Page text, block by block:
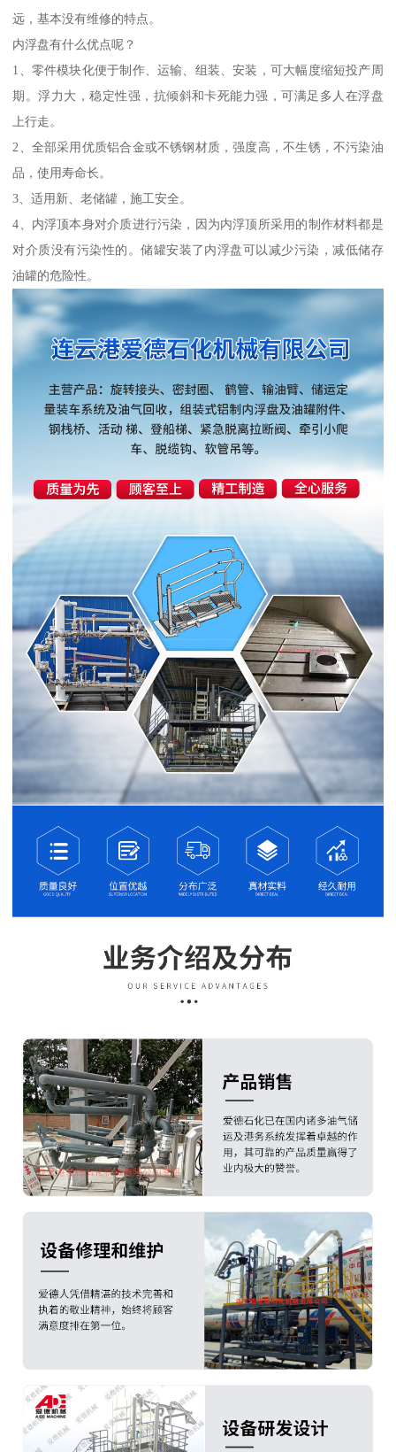
远，基本没有维修的特点。
内浮盘有什么优点呢？
1、零件模块化便于制作、运输、组装、安装，可大幅度缩短投产周
期。浮力大，稳定性强，抗倾斜和卡死能力强，可满足多人在浮盘
上行走。
2、全部采用优质铝合金或不锈钢材质，强度高，不生锈，不污染油
品，使用寿命长。
3、适用新、老储罐，施工安全。
4、内浮顶本身对介质进行污染，因为内浮顶所采用的制作材料都是
对介质没有污染性的。储罐安装了内浮盘可以减少污染，减低储存
油罐的危险性。